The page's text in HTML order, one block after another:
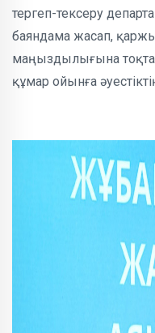
тергеп-тексеру
баяндама жасап,
маңыздылығына
құмар ойынға